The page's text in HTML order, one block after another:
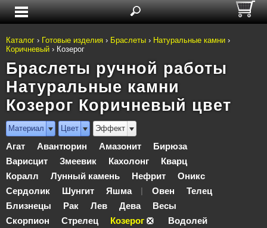
Каталог › Готовые изделия › Браслеты › Натуральные камни ›
Коричневый › Козерог
Браслеты ручной работы
Натуральные камни
Козерог Коричневый цвет
Материал Цвет Эффект
Агат Авантюрин Амазонит
Бирюза
Варисцит
Змеевик Кахолонг
Кварц
Коралл
Лунный камень Нефрит
Оникс
Сердолик
Шунгит Яшма Овен
Телец
Близнецы
Рак Лев Дева
Весы
Скорпион
Стрелец Козерог
Водолей